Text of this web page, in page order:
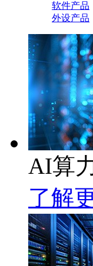
软件产品
外设产品
AI算
了解